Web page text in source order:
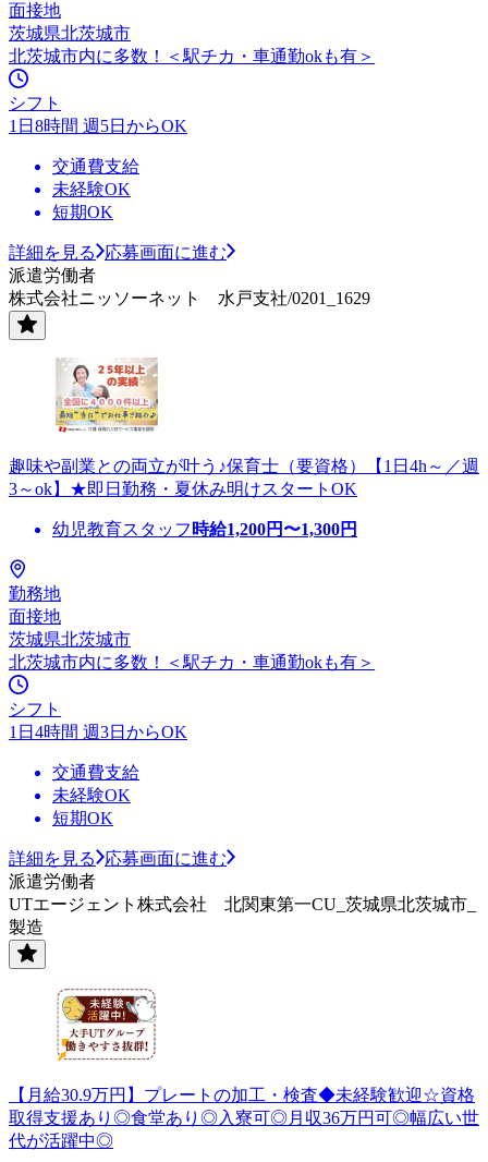
面接地
茨城県北茨城市
北茨城市内に多数！＜駅チカ・車通勤okも有＞
シフト
1日8時間 週5日からOK
交通費支給
未経験OK
短期OK
詳細を見る
応募画面に進む
派遣労働者
株式会社ニッソーネット 水戸支社/0201_1629
趣味や副業との両立が叶う♪保育士（要資格）【1日4h～／週
3～ok】★即日勤務・夏休み明けスタートOK
幼児教育スタッフ 時給1,200円〜1,300円
勤務地
面接地
茨城県北茨城市
北茨城市内に多数！＜駅チカ・車通勤okも有＞
シフト
1日4時間 週3日からOK
交通費支給
未経験OK
短期OK
詳細を見る
応募画面に進む
派遣労働者
UTエージェント株式会社 北関東第一CU_茨城県北茨城市_
製造
【月給30.9万円】プレートの加工・検査◆未経験歓迎☆資格
取得支援あり◎食堂あり◎入寮可◎月収36万円可◎幅広い世
代が活躍中◎